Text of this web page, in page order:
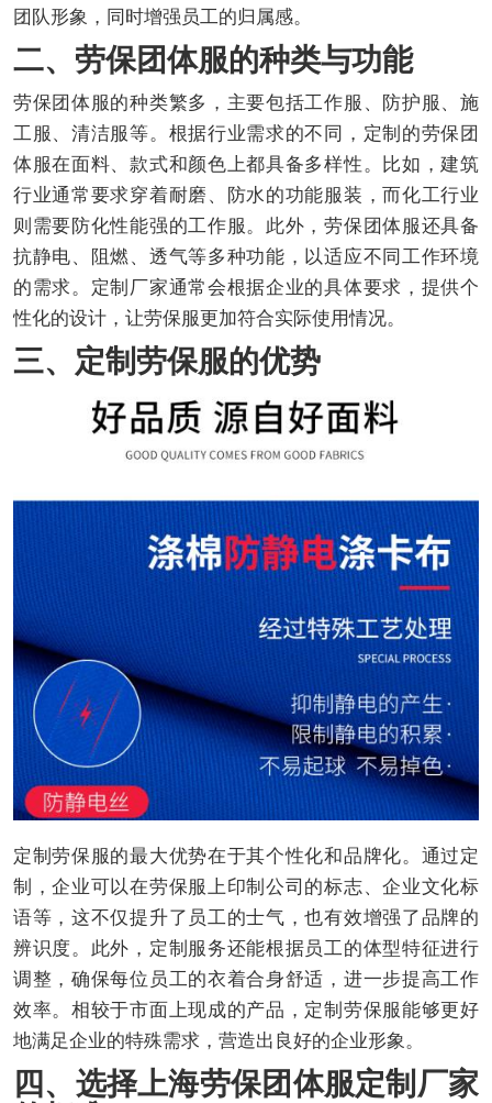
团队形象，同时增强员工的归属感。
二、劳保团体服的种类与功能
劳保团体服的种类繁多，主要包括工作服、防护服、施
工服、清洁服等。根据行业需求的不同，定制的劳保团
体服在面料、款式和颜色上都具备多样性。比如，建筑
行业通常要求穿着耐磨、防水的功能服装，而化工行业
则需要防化性能强的工作服。此外，劳保团体服还具备
抗静电、阻燃、透气等多种功能，以适应不同工作环境
的需求。定制厂家通常会根据企业的具体要求，提供个
性化的设计，让劳保服更加符合实际使用情况。
三、定制劳保服的优势
定制劳保服的最大优势在于其个性化和品牌化。通过定
制，企业可以在劳保服上印制公司的标志、企业文化标
语等，这不仅提升了员工的士气，也有效增强了品牌的
辨识度。此外，定制服务还能根据员工的体型特征进行
调整，确保每位员工的衣着合身舒适，进一步提高工作
效率。相较于市面上现成的产品，定制劳保服能够更好
地满足企业的特殊需求，营造出良好的企业形象。
四、选择上海劳保团体服定制厂家